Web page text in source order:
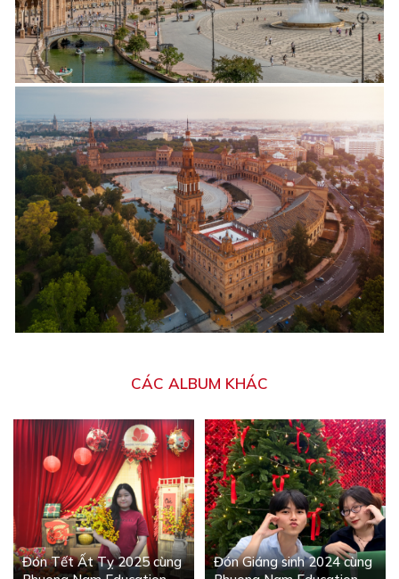
CÁC ALBUM KHÁC
Đón Tết Ất Tỵ 2025 cùng
Đón Giáng sinh 2024 cùng